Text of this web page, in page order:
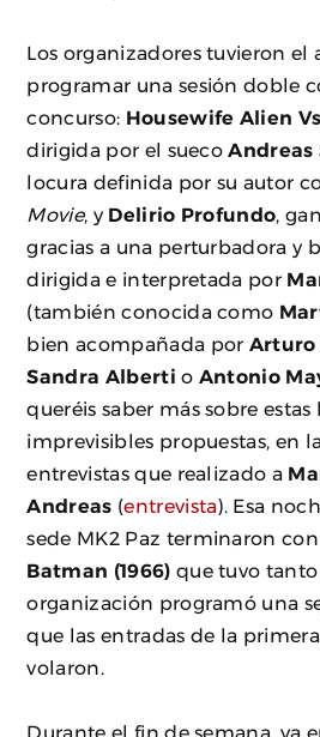
Los organizadores tuvieron el
programar una sesión doble
concurso: Housewife Alien
dirigida por el sueco Andreas
locura definida por su autor
Movie, y Delirio Profundo ,
gracias a una perturbadora y
dirigida e interpretada por
(también conocida como
bien acompañada por Arturo
Sandra Alberti o Antonio
queréis saber más sobre estas
imprevisibles propuestas, en
entrevistas que realizado a
Andreas (entrevista). Esa
sede MK2 Paz terminaron
Batman (1966) que tuvo
organización programó una
que las entradas de la
volaron.
Durante el fin de semana, ya